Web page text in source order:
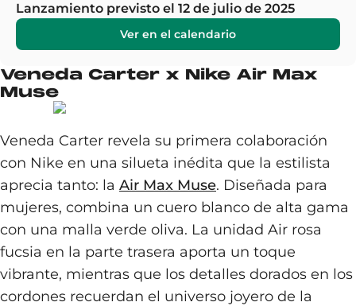
Lanzamiento previsto el 12 de julio de 2025
Ver en el calendario
Veneda Carter x Nike Air Max
Muse
Veneda Carter revela su primera colaboración
con Nike en una silueta inédita que la estilista
aprecia tanto: la Air Max Muse. Diseñada para
mujeres, combina un cuero blanco de alta gama
con una malla verde oliva. La unidad Air rosa
fucsia en la parte trasera aporta un toque
vibrante, mientras que los detalles dorados en los
cordones recuerdan el universo joyero de la